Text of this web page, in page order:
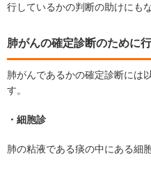
行しているかの判断の助けにも
肺がんの確定診断のために
肺がんであるかの確定診断には
す。
・細胞診
肺の粘液である痰の中にある細